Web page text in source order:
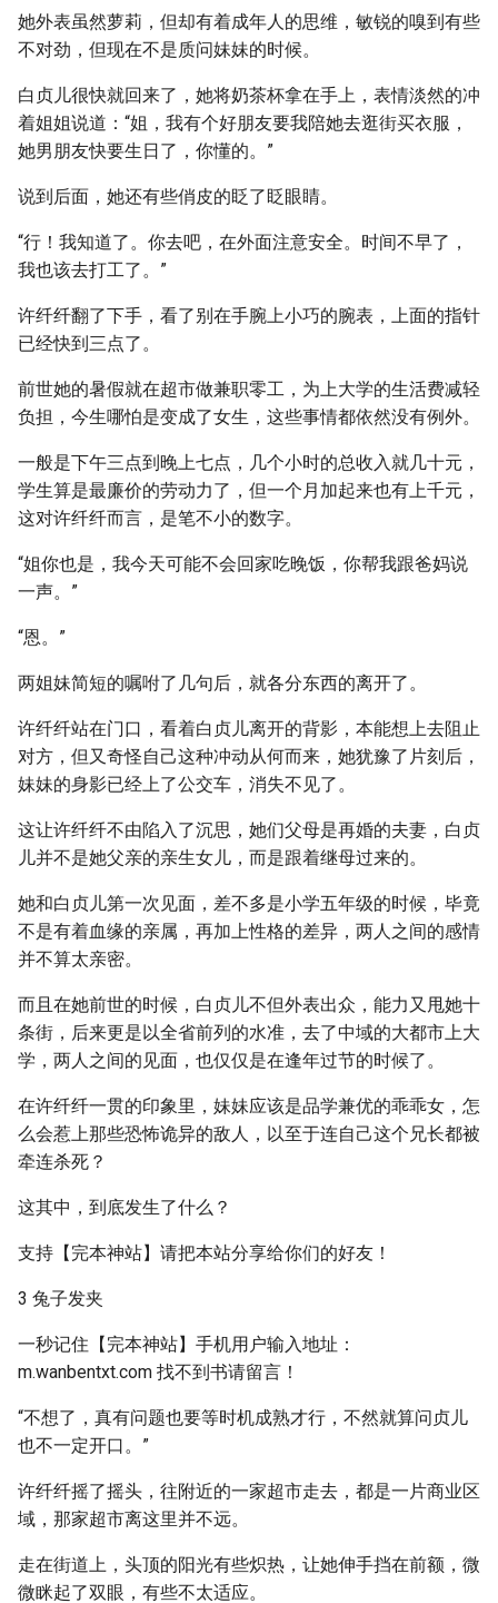
她外表虽然萝莉，但却有着成年人的思维，敏锐的嗅到有些
不对劲，但现在不是质问妹妹的时候。
白贞儿很快就回来了，她将奶茶杯拿在手上，表情淡然的冲
着姐姐说道：“姐，我有个好朋友要我陪她去逛街买衣服，
她男朋友快要生日了，你懂的。”
说到后面，她还有些俏皮的眨了眨眼睛。
“行！我知道了。你去吧，在外面注意安全。时间不早了，
我也该去打工了。”
许纤纤翻了下手，看了别在手腕上小巧的腕表，上面的指针
已经快到三点了。
前世她的暑假就在超市做兼职零工，为上大学的生活费减轻
负担，今生哪怕是变成了女生，这些事情都依然没有例外。
一般是下午三点到晚上七点，几个小时的总收入就几十元，
学生算是最廉价的劳动力了，但一个月加起来也有上千元，
这对许纤纤而言，是笔不小的数字。
“姐你也是，我今天可能不会回家吃晚饭，你帮我跟爸妈说
一声。”
“恩。”
两姐妹简短的嘱咐了几句后，就各分东西的离开了。
许纤纤站在门口，看着白贞儿离开的背影，本能想上去阻止
对方，但又奇怪自己这种冲动从何而来，她犹豫了片刻后，
妹妹的身影已经上了公交车，消失不见了。
这让许纤纤不由陷入了沉思，她们父母是再婚的夫妻，白贞
儿并不是她父亲的亲生女儿，而是跟着继母过来的。
她和白贞儿第一次见面，差不多是小学五年级的时候，毕竟
不是有着血缘的亲属，再加上性格的差异，两人之间的感情
并不算太亲密。
而且在她前世的时候，白贞儿不但外表出众，能力又甩她十
条街，后来更是以全省前列的水准，去了中域的大都市上大
学，两人之间的见面，也仅仅是在逢年过节的时候了。
在许纤纤一贯的印象里，妹妹应该是品学兼优的乖乖女，怎
么会惹上那些恐怖诡异的敌人，以至于连自己这个兄长都被
牵连杀死？
这其中，到底发生了什么？
支持【完本神站】请把本站分享给你们的好友！
3 兔子发夹
一秒记住【完本神站】手机用户输入地址：
m.wanbentxt.com 找不到书请留言！
“不想了，真有问题也要等时机成熟才行，不然就算问贞儿
也不一定开口。”
许纤纤摇了摇头，往附近的一家超市走去，都是一片商业区
域，那家超市离这里并不远。
走在街道上，头顶的阳光有些炽热，让她伸手挡在前额，微
微眯起了双眼，有些不太适应。